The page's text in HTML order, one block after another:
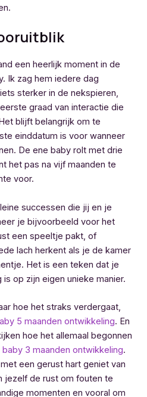
een heerlijk moment in de
Ik zag hem iedere dag
sterker in de nekspieren,
graad van interactie die
blijft belangrijk om te
einddatum is voor wanneer
De ene baby rolt met drie
het pas na vijf maanden te
voor.
successen die jij en je
je bijvoorbeeld voor het
een speeltje pakt, of
lach herkent als je de kamer
Het is een teken dat je
op zijn eigen unieke manier.
hoe het straks verdergaat,
5 maanden ontwikkeling. En
hoe het allemaal begonnen
baby 3 maanden ontwikkeling.
een gerust hart geniet van
jezelf de rust om fouten te
momenten en vooral om